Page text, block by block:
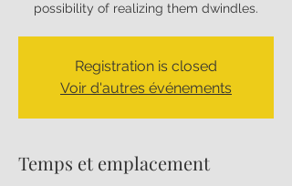
possibility of realizing them dwindles.
Registration is closed
Voir d'autres événements
Temps et emplacement